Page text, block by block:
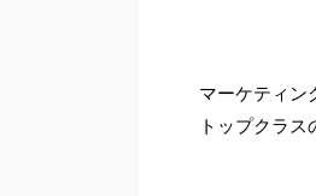
マーケティン
トップクラス